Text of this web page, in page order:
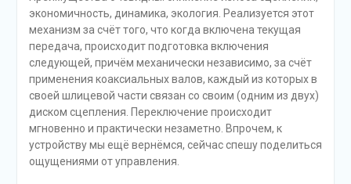
экономичность, динамика, экология. Реализуется этот
механизм за счёт того, что когда включена текущая
передача, происходит подготовка включения
следующей, причём механически независимо, за счёт
применения коаксиальных валов, каждый из которых в
своей шлицевой части связан со своим (одним из двух)
диском сцепления. Переключение происходит
мгновенно и практически незаметно. Впрочем, к
устройству мы ещё вернёмся, сейчас спешу поделиться
ощущениями от управления.